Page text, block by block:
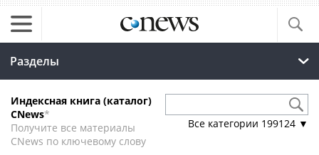
Разделы
Индексная книга (каталог)
CNews*
Получите все материалы
CNews по ключевому слову
Все категории 199124 ▼